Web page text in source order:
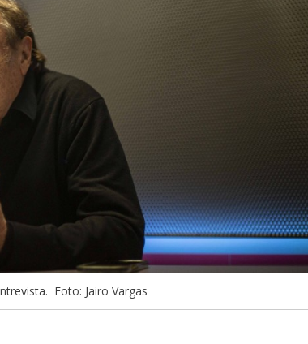
Foto: Jairo Vargas